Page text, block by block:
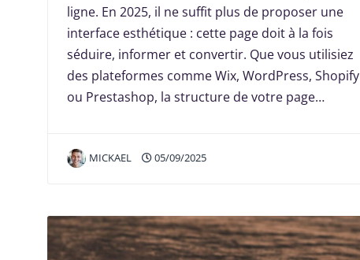
ligne. En 2025, il ne suffit plus de proposer une
interface esthétique : cette page doit à la fois
séduire, informer et convertir. Que vous utilisiez
des plateformes comme Wix, WordPress, Shopify
ou Prestashop, la structure de votre page…
MICKAEL 05/09/2025